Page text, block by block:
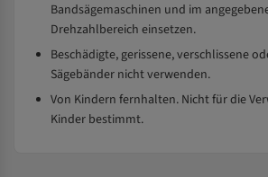
Bandsägemaschinen und im
Drehzahlbereich einsetzen.
Beschädigte, gerissene, verschlissene
Sägebänder nicht verwenden.
Von Kindern fernhalten. Nicht für die
Kinder bestimmt.